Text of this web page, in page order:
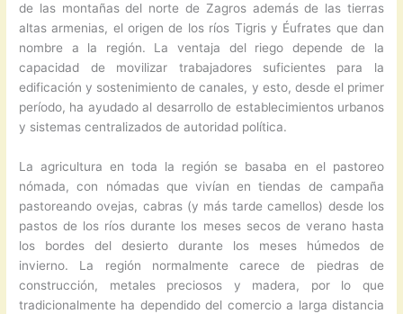
de las montañas del norte de Zagros además de las tierras
altas armenias, el origen de los ríos Tigris y Éufrates que dan
nombre a la región. La ventaja del riego depende de la
capacidad de movilizar trabajadores suficientes para la
edificación y sostenimiento de canales, y esto, desde el primer
período, ha ayudado al desarrollo de establecimientos urbanos
y sistemas centralizados de autoridad política.
La agricultura en toda la región se basaba en el pastoreo
nómada, con nómadas que vivían en tiendas de campaña
pastoreando ovejas, cabras (y más tarde camellos) desde los
pastos de los ríos durante los meses secos de verano hasta
los bordes del desierto durante los meses húmedos de
invierno. La región normalmente carece de piedras de
construcción, metales preciosos y madera, por lo que
tradicionalmente ha dependido del comercio a larga distancia